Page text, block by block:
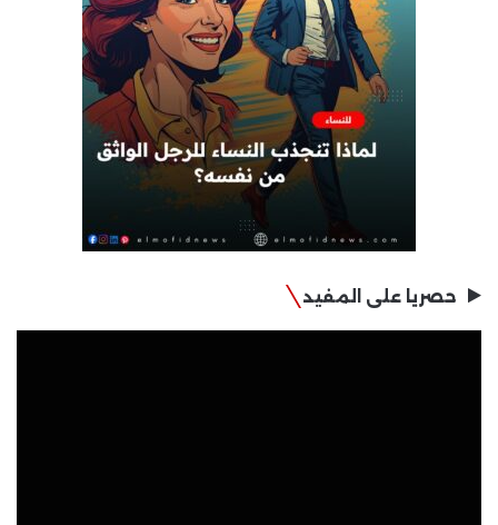
حصريا على المفيد